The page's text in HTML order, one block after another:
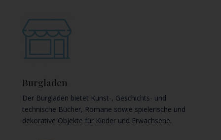
Burgladen
Der Burgladen bietet Kunst-, Geschichts- und
technische Bücher, Romane sowie spielerische und
dekorative Objekte für Kinder und Erwachsene.